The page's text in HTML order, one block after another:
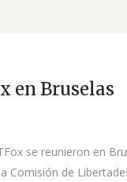
en Bruselas
se reunieron en
Comisión de